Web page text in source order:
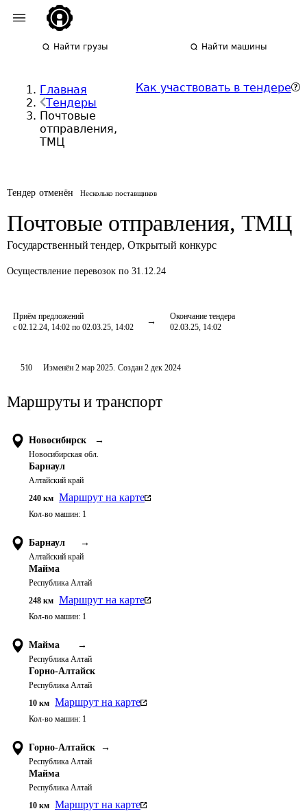
Найти грузы Найти машины
Главная
Тендеры
Почтовые
отправления,
ТМЦ
Как участвовать в тендере
Тендер отменён Несколько поставщиков
Почтовые отправления, ТМЦ
Государственный тендер, Открытый конкурс
Осуществление перевозок по 31.12.24
Приём предложений
с 02.12.24, 14:02 по 02.03.25, 14:02
Окончание тендера
02.03.25, 14:02
510 Изменён2 мар 2025. Создан 2 дек 2024
Маршруты и транспорт
Новосибирск →
Новосибирская обл.
Барнаул
Алтайский край
240 км Маршрут на карте
Кол-во машин: 1
Барнаул →
Алтайский край
Майма
Республика Алтай
248 км Маршрут на карте
Кол-во машин: 1
Майма →
Республика Алтай
Горно-Алтайск
Республика Алтай
10 км Маршрут на карте
Кол-во машин: 1
Горно-Алтайск →
Республика Алтай
Майма
Республика Алтай
10 км Маршрут на карте